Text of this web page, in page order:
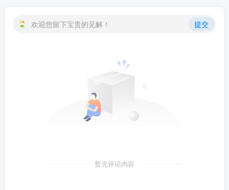
欢迎您留下宝贵的见解！ 提交
暂无评论内容